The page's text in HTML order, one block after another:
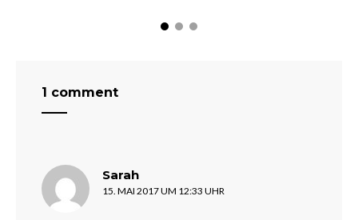
1 comment
Sarah
15. MAI 2017 UM 12:33 UHR